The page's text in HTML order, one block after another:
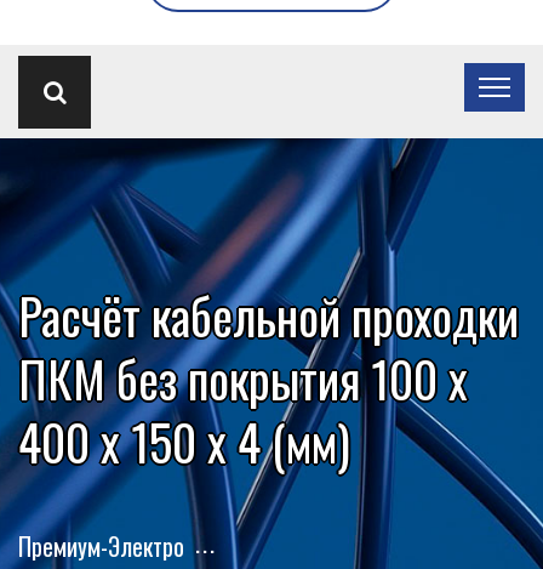
Расчёт кабельной проходки
ПКМ без покрытия 100 x
400 x 150 x 4 (мм)
Премиум-Электро